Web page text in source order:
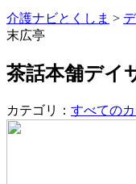
介護ナビとくしま >
末広亭
茶話本舗デイ
カテゴリ： すべての